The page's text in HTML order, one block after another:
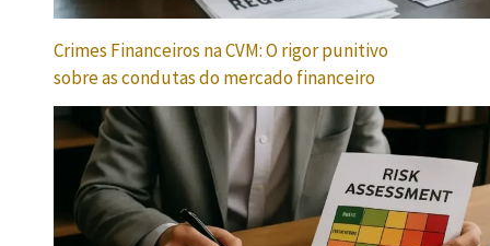
Crimes Financeiros na CVM: O rigor punitivo
sobre as condutas do mercado financeiro